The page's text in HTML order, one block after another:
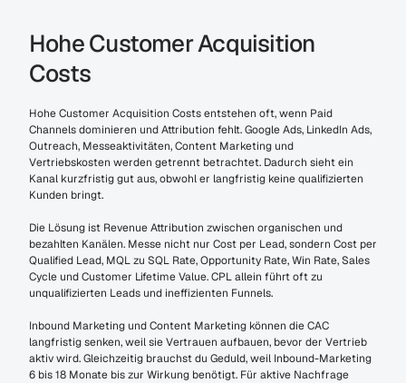
Hohe Customer Acquisition
Costs
Hohe Customer Acquisition Costs entstehen oft, wenn Paid
Channels dominieren und Attribution fehlt. Google Ads, LinkedIn Ads,
Outreach, Messeaktivitäten, Content Marketing und
Vertriebskosten werden getrennt betrachtet. Dadurch sieht ein
Kanal kurzfristig gut aus, obwohl er langfristig keine qualifizierten
Kunden bringt.
Die Lösung ist Revenue Attribution zwischen organischen und
bezahlten Kanälen. Messe nicht nur Cost per Lead, sondern Cost per
Qualified Lead, MQL zu SQL Rate, Opportunity Rate, Win Rate, Sales
Cycle und Customer Lifetime Value. CPL allein führt oft zu
unqualifizierten Leads und ineffizienten Funnels.
Inbound Marketing und Content Marketing können die CAC
langfristig senken, weil sie Vertrauen aufbauen, bevor der Vertrieb
aktiv wird. Gleichzeitig brauchst du Geduld, weil Inbound-Marketing
6 bis 18 Monate bis zur Wirkung benötigt. Für aktive Nachfrage